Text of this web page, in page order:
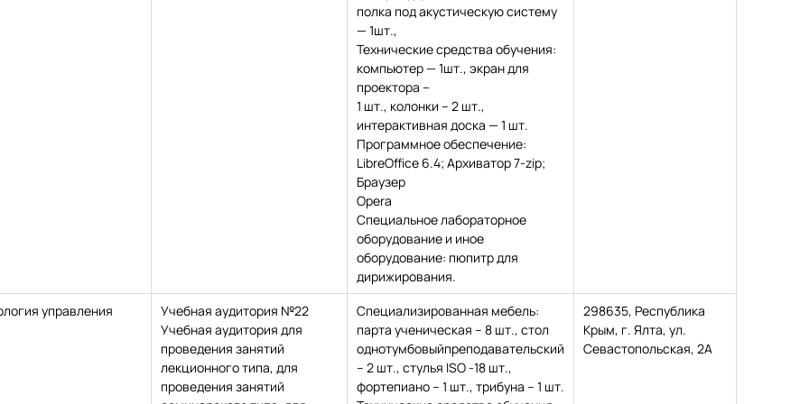
полка под акустическую систему
— 1шт.,
Технические средства обучения:
компьютер — 1шт., экран для
проектора –
1 шт., колонки – 2 шт.,
интерактивная доска — 1 шт.
Программное обеспечение:
LibreOffice 6.4; Архиватор 7-zip;
Браузер
Opera
Специальное лабораторное
оборудование и иное
оборудование: пюпитр для
дирижирования.
управления
Учебная аудитория №22
Учебная аудитория для
проведения занятий
лекционного типа, для
проведения занятий
Специализированная мебель:
парта ученическая – 8 шт., стол
однотумбовыйпреподавательский
– 2 шт., стулья ISO -18 шт.,
фортепиано – 1 шт., трибуна – 1 шт.
298635, Республика
Крым, г. Ялта, ул.
Севастопольская, 2А